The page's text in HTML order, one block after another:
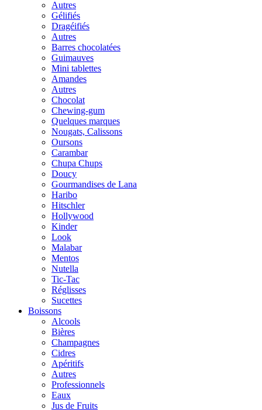
Autres
Gélifiés
Dragéifiés
Autres
Barres chocolatées
Guimauves
Mini tablettes
Amandes
Autres
Chocolat
Chewing-gum
Quelques marques
Nougats, Calissons
Oursons
Carambar
Chupa Chups
Doucy
Gourmandises de Lana
Haribo
Hitschler
Hollywood
Kinder
Look
Malabar
Mentos
Nutella
Tic-Tac
Réglisses
Sucettes
Boissons
Alcools
Bières
Champagnes
Cidres
Apéritifs
Autres
Professionnels
Eaux
Jus de Fruits